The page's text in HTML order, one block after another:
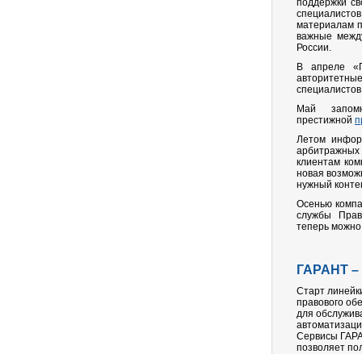
поддержки
материалам
важные
России.
В апреле
Май
престижной
Летом
арбитражных
клиентам
новая
нужный
Осенью
службы
теперь
ГАРАНТ –
Старт
правового
для
Сервисы
позволяет